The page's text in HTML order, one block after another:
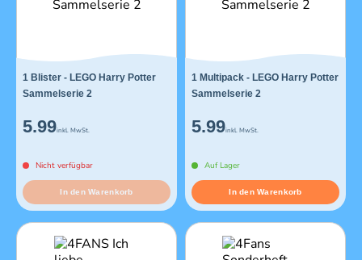
1 Blister - LEGO Harry Potter
Sammelserie 2
5.99inkl. MwSt.
Nicht verfügbar
In den Warenkorb
1 Multipack - LEGO Harry Potter
Sammelserie 2
5.99inkl. MwSt.
Auf Lager
In den Warenkorb